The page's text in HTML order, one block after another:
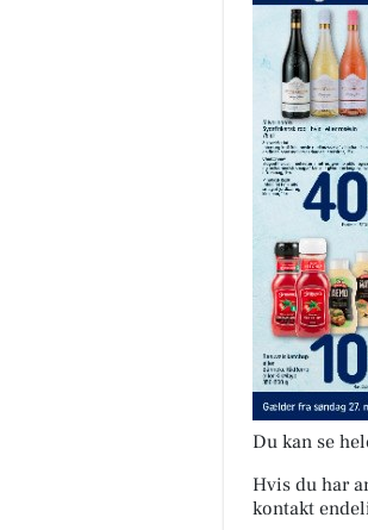
Du kan se
Hvis du har
kontakt